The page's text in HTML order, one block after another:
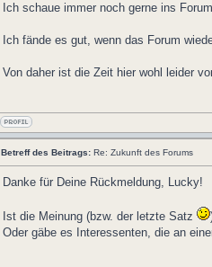
Ich schaue immer noch gerne ins
Ich fände es gut, wenn das Forum
Von daher ist die Zeit hier wohl leider
Betreff des Beitrags: Re: Zukunft des Forums
Danke für Deine Rückmeldung, Lucky!
Ist die Meinung (bzw. der letzte Satz
Oder gäbe es Interessenten, die an